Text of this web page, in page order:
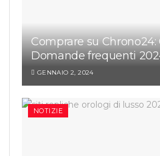
Comprare su Chrono24:
Domande frequenti
GENNAIO 2, 2024
NOTIZIE